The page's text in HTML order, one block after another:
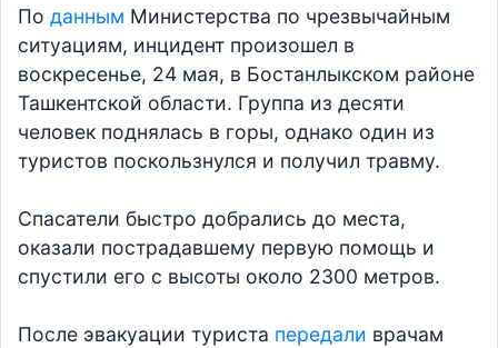
По данным Министерства по чрезвычайным
ситуациям, инцидент произошел в
воскресенье, 24 мая, в Бостанлыкском районе
Ташкентской области. Группа из десяти
человек поднялась в горы, однако один из
туристов поскользнулся и получил травму.
Спасатели быстро добрались до места,
оказали пострадавшему первую помощь и
спустили его с высоты около 2300 метров.
После эвакуации туриста передали врачам